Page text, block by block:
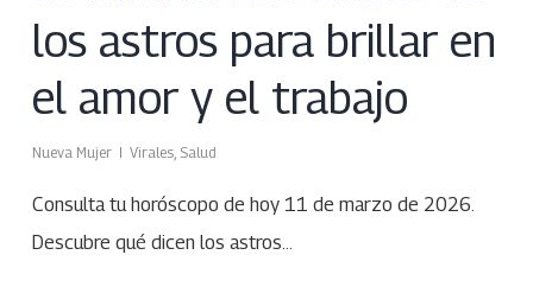
los astros para brillar en
el amor y el trabajo
Nueva Mujer Virales, Salud
Consulta tu horóscopo de hoy 11 de marzo de 2026.
Descubre qué dicen los astros…